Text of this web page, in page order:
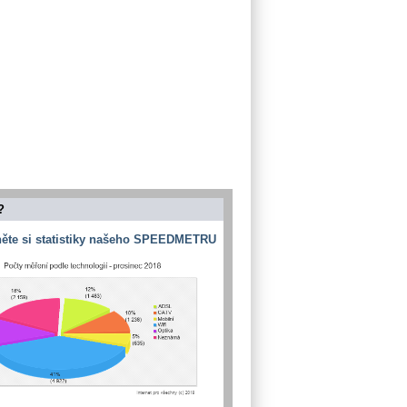
si statistiky našeho SPEEDMETRU